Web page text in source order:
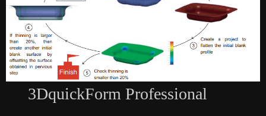
3DquickForm Professional